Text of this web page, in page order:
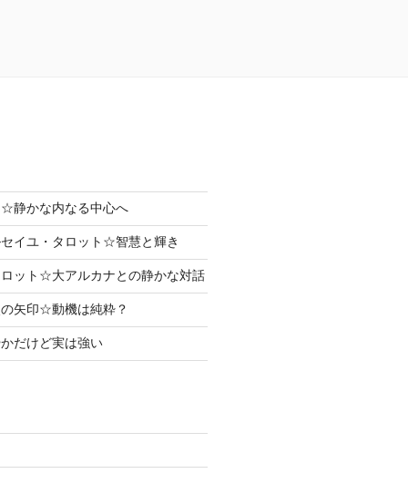
☆静かな内なる中心へ
イユ・タロット☆智慧と輝き
ット☆大アルカナとの静かな対話
の矢印☆動機は純粋？
だけど実は強い